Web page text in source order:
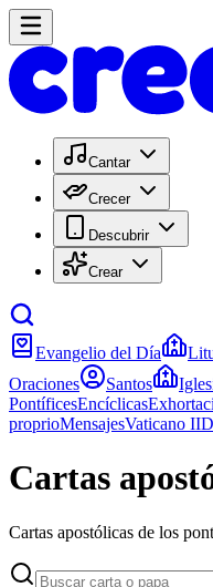
Cantar
Crecer
Descubrir
Crear
Evangelio del Día
Oraciones
Santos
PontíficesEncíclicas
proprioMensajesVaticano II
Cartas
Cartas apostólicas de los